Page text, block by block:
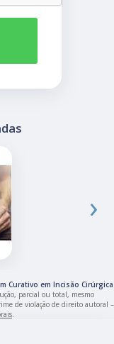
›
Curativo em Incisão Cirúrgica
parcial ou total, mesmo
de violação de direito autoral –